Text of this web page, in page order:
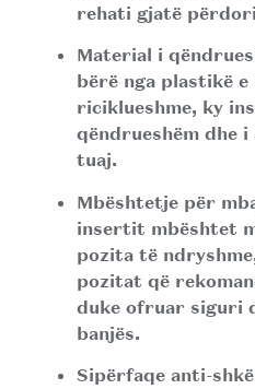
rehati gjatë
Material i
bërë nga plastikë
riciklueshme, ky
qëndrueshëm dhe
tuaj.
Mbështetje për
insertit mbështet
pozita të
pozitat që
duke ofruar siguri
banjës.
Sipërfaqe anti-